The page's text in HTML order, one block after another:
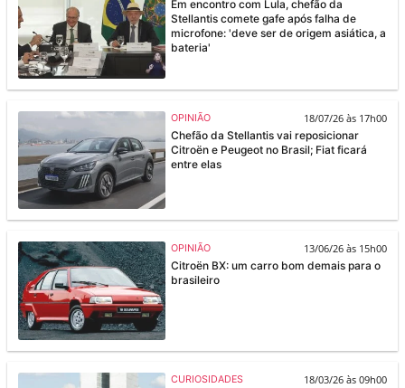
Em encontro com Lula, chefão da
Stellantis comete gafe após falha de
microfone: 'deve ser de origem asiática, a
bateria'
OPINIÃO
18/07/26 às 17h00
Chefão da Stellantis vai reposicionar
Citroën e Peugeot no Brasil; Fiat ficará
entre elas
OPINIÃO
13/06/26 às 15h00
Citroën BX: um carro bom demais para o
brasileiro
CURIOSIDADES
18/03/26 às 09h00